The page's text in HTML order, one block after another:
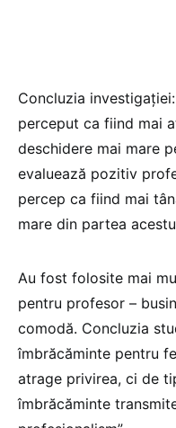
Concluzia
perceput ca fiind mai
deschidere mai mare
evaluează pozitiv
percep ca fiind mai
mare din partea
Au fost folosite mai
pentru profesor –
comodă. Concluzia
îmbrăcăminte pentru
atrage privirea, ci de
îmbrăcăminte